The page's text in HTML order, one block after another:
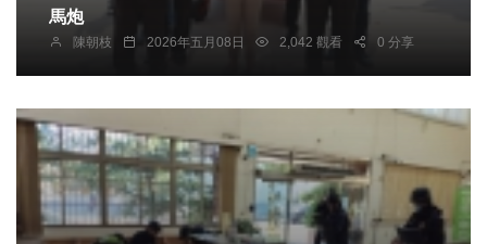
馬炮
陳朝枝 2026年五月08日 2,042 觀看 0 分享